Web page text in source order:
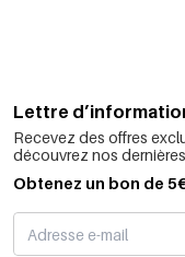
Lettre
Recevez des offres
découvrez nos
Obtenez un bon de